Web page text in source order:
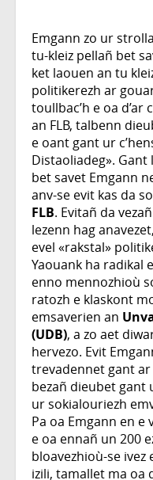
Emgann zo ur
tu-kleiz pellañ bet
ket laouen an tu
politikerezh ar
toullbac’h e oa d’ar
an FLB, talbenn
e oant gant ur
Distaoliadeg». Gant
bet savet Emgann
anv-se evit kas da
FLB. Evitañ da
lezenn hag
evel «rakstal»
Yaouank ha radikal
enno mennozhioù
ratozh e klaskont
emsaverien an
(UDB), a zo aet
hervezo. Evit
trevadennet gant ar
bezañ dieubet gant
ur sokialouriezh
Pa oa Emgann en e
e oa ennañ un 200
bloavezhioù-se
izili, tamallet ma oa